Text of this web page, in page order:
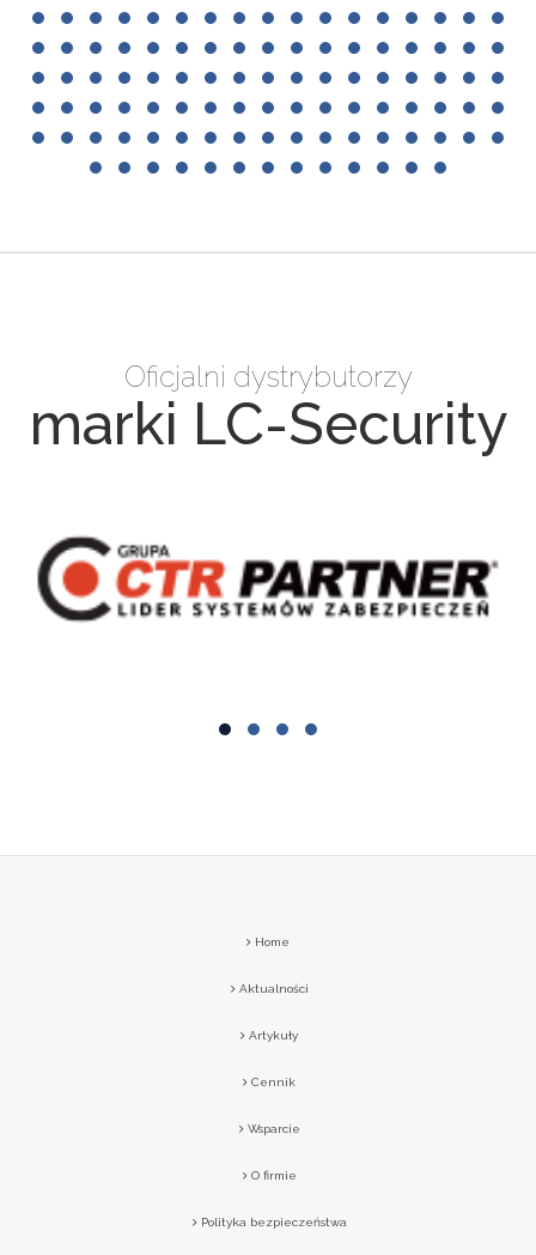
Oficjalni dystrybutorzy
marki LC-Security
Home
Aktualności
Artykuły
Cennik
Wsparcie
O firmie
Polityka bezpieczeństwa